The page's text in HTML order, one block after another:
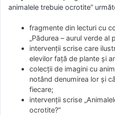
animalele trebuie ocrotite”
fragmente din lecturi cu
„Pădurea – aurul verde al
intervenţii scrise care
elevilor faţă de plante şi
colecţii de imagini cu
notând denumirea lor şi
fiecare;
intervenţii scrise
ocrotite?”